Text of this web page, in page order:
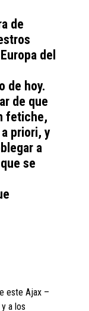
de
del
de hoy.
de que
fetiche,
priori, y
a
se
este Ajax –
a los